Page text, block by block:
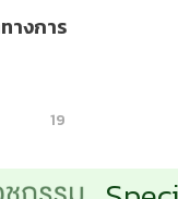
างการ
19